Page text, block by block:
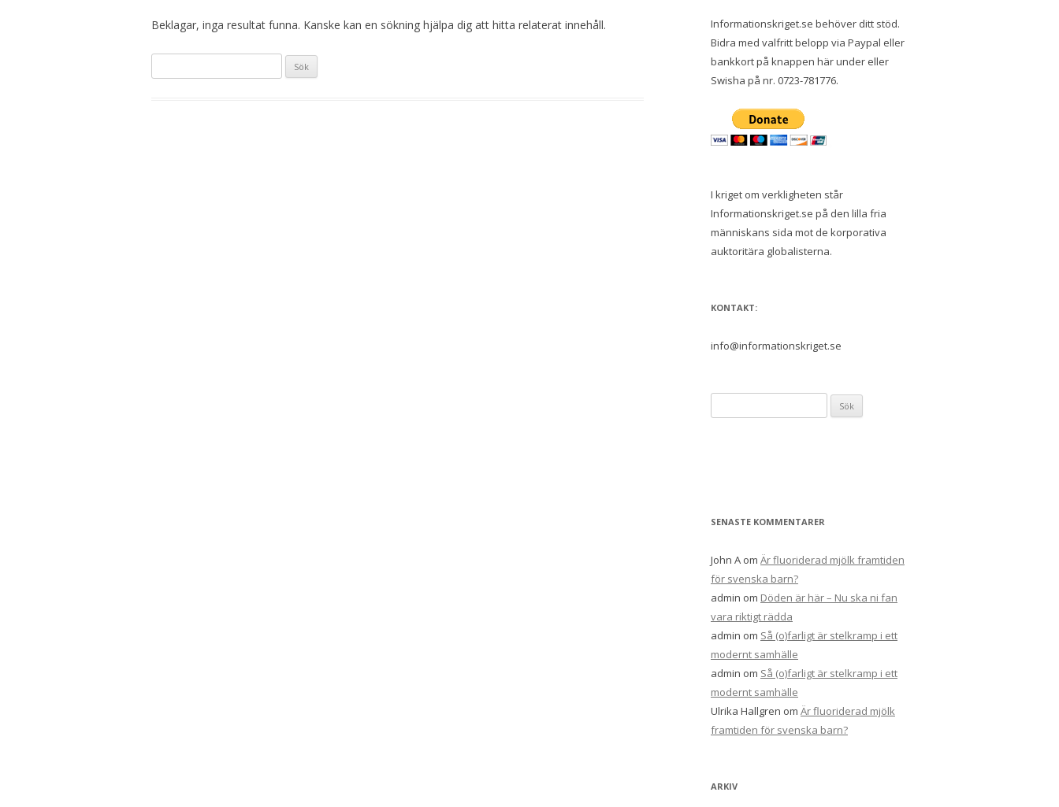
Beklagar, inga resultat funna. Kanske kan en sökning hjälpa dig att hitta relaterat innehåll.
efter:
Informationskriget.se behöver ditt stöd.
Bidra med valfritt belopp via Paypal eller
bankkort på knappen här under eller
Swisha på nr. 0723-781776.
I kriget om verkligheten står
Informationskriget.se på den lilla fria
människans sida mot de korporativa
auktoritära globalisterna.
KONTAKT:
info@informationskriget.se
efter:
SENASTE KOMMENTARER
John A om Är fluoriderad mjölk framtiden
för svenska barn?
admin om Döden är här – Nu ska ni fan
vara riktigt rädda
admin om Så (o)farligt är stelkramp i ett
modernt samhälle
admin om Så (o)farligt är stelkramp i ett
modernt samhälle
Ulrika Hallgren om Är fluoriderad mjölk
framtiden för svenska barn?
ARKIV